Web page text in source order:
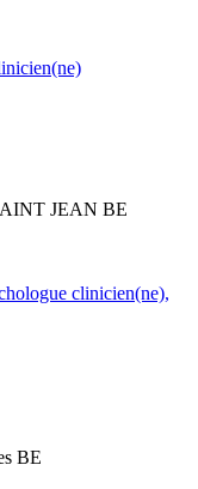
JEAN BE
BE